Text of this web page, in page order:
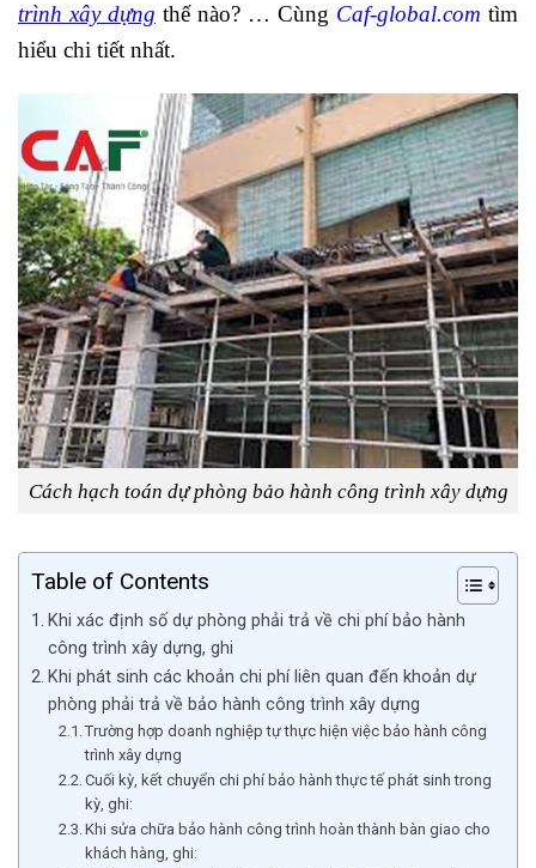
trình xây dựng thế nào? … Cùng Caf-global.com tìm
hiểu chi tiết nhất.
Cách hạch toán dự phòng bảo hành công trình xây dựng
Table of Contents
Khi xác định số dự phòng phải trả về chi phí bảo hành
công trình xây dựng, ghi
Khi phát sinh các khoản chi phí liên quan đến khoản dự
phòng phải trả về bảo hành công trình xây dựng
Trường hợp doanh nghiệp tự thực hiện việc bảo hành công
trình xây dựng
Cuối kỳ, kết chuyển chi phí bảo hành thực tế phát sinh trong
kỳ, ghi:
Khi sửa chữa bảo hành công trình hoàn thành bàn giao cho
khách hàng, ghi: